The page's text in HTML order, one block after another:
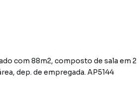
com 88m2, composto de sala em 2
dep. de empregada. AP5144